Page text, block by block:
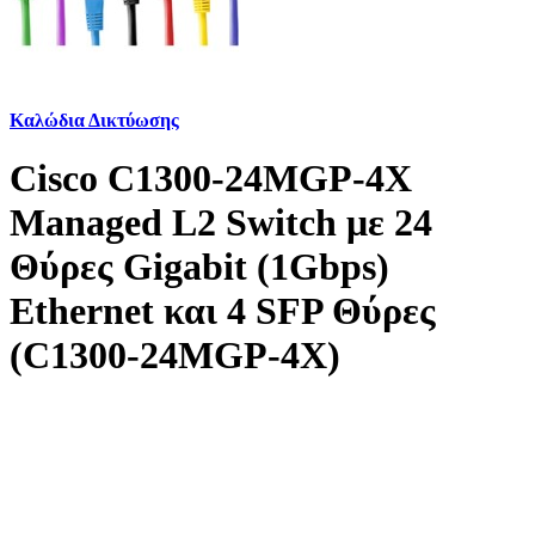
Καλώδια Δικτύωσης
Cisco C1300-24MGP-4X
Managed L2 Switch με 24
Θύρες Gigabit (1Gbps)
Ethernet και 4 SFP Θύρες
(C1300-24MGP-4X)